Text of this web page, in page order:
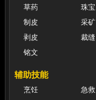
草药
珠宝
制皮
采矿
剥皮
裁缝
铭文
辅助技能
烹饪
急救